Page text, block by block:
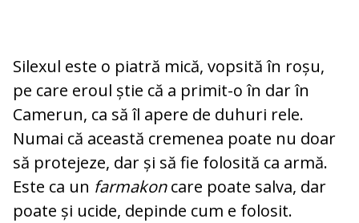
Silexul este o piatră mică, vopsită în roșu,
pe care eroul știe că a primit-o în dar în
Camerun, ca să îl apere de duhuri rele.
Numai că această cremenea poate nu doar
să protejeze, dar și să fie folosită ca armă.
Este ca un farmakoncare poate salva, dar
poate și ucide, depinde cum e folosit.